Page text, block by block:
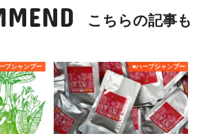
こちらの記事も
ブシャンプー ■ハーブシャンプー